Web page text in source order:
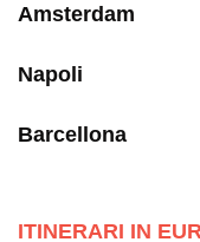
Amsterdam
Napoli
Barcellona
ITINERARI IN